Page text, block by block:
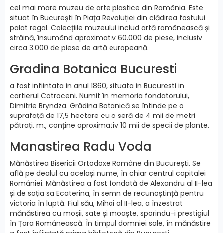
cel mai mare muzeu de arte plastice din România. Este
situat în București în Piața Revoluției din clădirea fostului
palat regal. Colecțiile muzeului includ artă românească și
străină, însumând aproximativ 60.000 de piese, inclusiv
circa 3.000 de piese de artă europeană.
Gradina Botanica Bucuresti
a fost infiintata in anul 1860, situata in Bucuresti in
cartierul Cotroceni. Numit în memoria fondatorului,
Dimitrie Bryndza. Grădina Botanică se întinde pe o
suprafață de 17,5 hectare cu o seră de 4 mii de metri
pătrați. m., conține aproximativ 10 mii de specii de plante.
Manastirea Radu Voda
Mănăstirea Bisericii Ortodoxe Române din București. Se
află pe dealul cu același nume, în chiar centrul capitalei
României. Mănăstirea a fost fondată de Alexandru al II-lea
și de soția sa Ecaterina, în semn de recunoștință pentru
victoria în luptă. Fiul său, Mihai al II-lea, a înzestrat
mănăstirea cu moșii, sate și moaște, sporindu-i prestigiul
în Țara Românească. În timpul domniei sale, în mănăstire